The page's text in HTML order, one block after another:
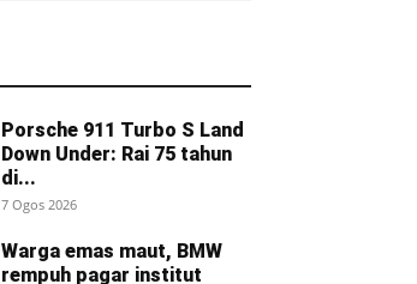
Porsche 911 Turbo S Land
Down Under: Rai 75 tahun
di...
7 Ogos 2026
Warga emas maut, BMW
rempuh pagar institut